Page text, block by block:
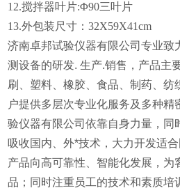
12.搅拌器叶片:Φ90三叶片
13.外包装尺寸：32X59X41cm
济南卓邦试验仪器有限公司专业致
测设备的研发. 生产.销售，产品主
刷、塑料、橡胶、食品、制药、纺
户提供多层次专业化服务及多种
验仪器有限公司依靠自身力量，同
吸收国内、外*技术，大力开发适
产品向高可靠性、智能化发展，为
品；同时注重员工的技术和素质培